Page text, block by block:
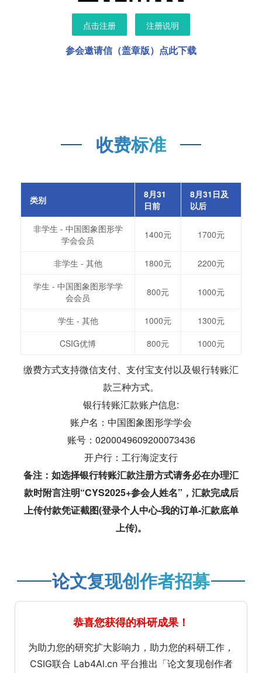
点击注册 注册说明
参会邀请信（盖章版）点此下载
收费标准
类别
8月31
日前
8月31日及
以后
非学生 - 中国图象图形学
学会会员
1400元 1700元
非学生 - 其他 1800元
2200元
学生 - 中国图象图形学学
会会员
800元 1000元
学生 - 其他 1000元
1300元
CSIG优博
800元 1000元
缴费方式支持微信支付、支付宝支付以及银行转账汇
款三种方式。
银行转账汇款账户信息:
账户名：中国图象图形学学会
账号：0200049609200073436
开户行：工行海淀支行
备注：如选择银行转账汇款注册方式请务必在办理汇
款时附言注明“CYS2025+参会人姓名”，汇款完成后
上传付款凭证截图(登录个人中心-我的订单-汇款底单
上传)。
论文复现创作者招募
恭喜您获得的科研成果！
为助力您的研究扩大影响力，助力您的科研工作，
CSIG联合 Lab4Al.cn 平台推出「论文复现创作者